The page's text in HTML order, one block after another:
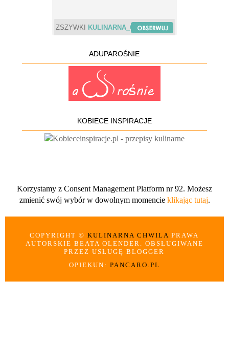
ZSZYWKI KULINARNA_CHWILA
ADUPAROŚNIE
KOBIECE INSPIRACJE
Korzystamy z Consent Management Platform nr 92. Możesz
zmienić swój wybór w dowolnym momencie klikając tutaj.
COPYRIGHT ©KULINARNA CHWILAPRAWA
AUTORSKIE BEATA OLENDER. OBSŁUGIWANE
PRZEZ USŁUGĘ BLOGGER
OPIEKUN: PANCARO.PL